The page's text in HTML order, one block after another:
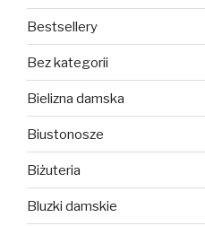
Bestsellery
Bez kategorii
Bielizna damska
Biustonosze
Biżuteria
Bluzki damskie